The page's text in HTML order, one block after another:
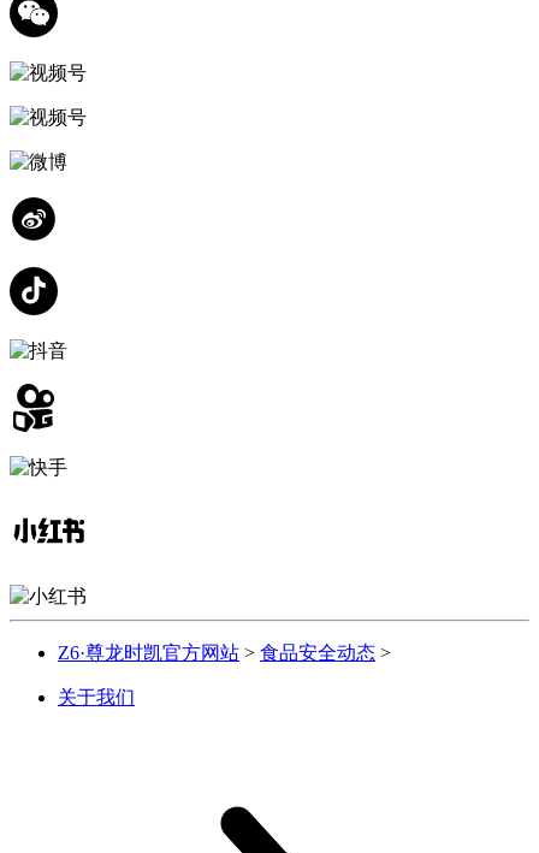
Z6·尊龙时凯官方网站 > 食品安全动态 >
关于我们